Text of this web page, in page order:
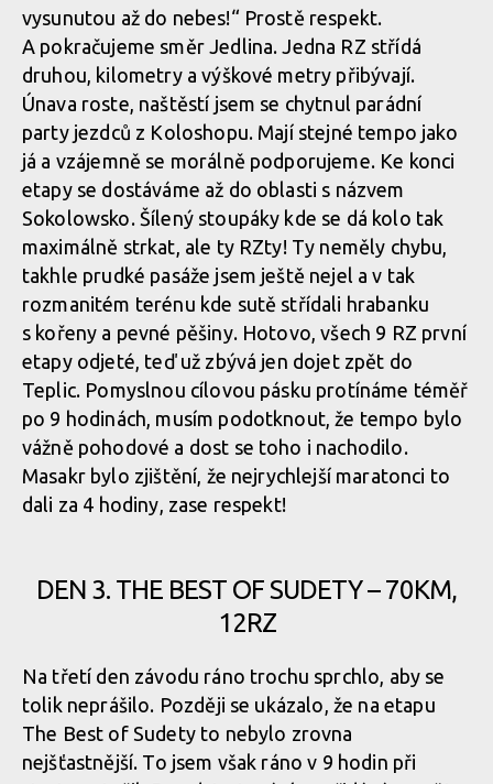
Report: MTB
Trilogy 2017 -
premiéra pro
Tomáše
Hradeckého
Report: MTB
Trilogy 2017 -
premiéra pro
Tomáše
Hradeckého
premiéra pro
Tomáše
Tomáše Hradeckého
Report: MTB Trilogy 2017 - premiéra pro
Tomáše Hradeckého
Report: MTB Trilogy 2017 - premiéra pro
Tomáše Hradeckého
vysunutou až do nebes!“ Prostě respekt.
A pokračujeme směr Jedlina. Jedna RZ střídá
druhou, kilometry a výškové metry přibývají.
Únava roste, naštěstí jsem se chytnul parádní
party jezdců z Koloshopu. Mají stejné tempo jako
já a vzájemně se morálně podporujeme. Ke konci
etapy se dostáváme až do oblasti s názvem
Sokolowsko. Šílený stoupáky kde se dá kolo tak
maximálně strkat, ale ty RZty! Ty neměly chybu,
takhle prudké pasáže jsem ještě nejel a v tak
rozmanitém terénu kde sutě střídali hrabanku
s kořeny a pevné pěšiny. Hotovo, všech 9 RZ první
etapy odjeté, teď už zbývá jen dojet zpět do
Teplic. Pomyslnou cílovou pásku protínáme téměř
po 9 hodinách, musím podotknout, že tempo bylo
vážně pohodové a dost se toho i nachodilo.
Masakr bylo zjištění, že nejrychlejší maratonci to
dali za 4 hodiny, zase respekt!
DEN 3. THE BEST OF SUDETY – 70KM,
12RZ
Na třetí den závodu ráno trochu sprchlo, aby se
tolik neprášilo. Později se ukázalo, že na etapu
The Best of Sudety to nebylo zrovna
nejšťastnější. To jsem však ráno v 9 hodin při